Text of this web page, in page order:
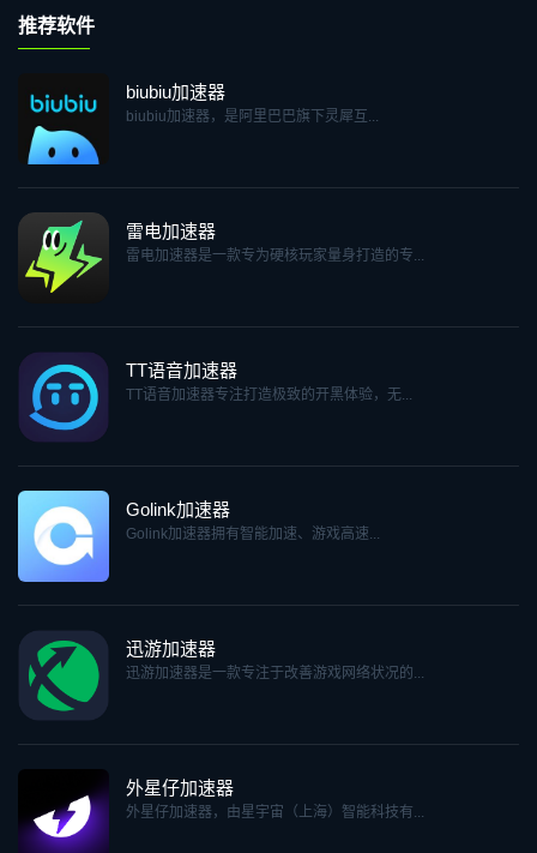
推荐软件
biubiu加速器
biubiu加速器，是阿里巴巴旗下灵犀互...
雷电加速器
雷电加速器是一款专为硬核玩家量身打造的专...
TT语音加速器
TT语音加速器专注打造极致的开黑体验，无...
Golink加速器
Golink加速器拥有智能加速、游戏高速...
迅游加速器
迅游加速器是一款专注于改善游戏网络状况的...
外星仔加速器
外星仔加速器，由星宇宙（上海）智能科技有...